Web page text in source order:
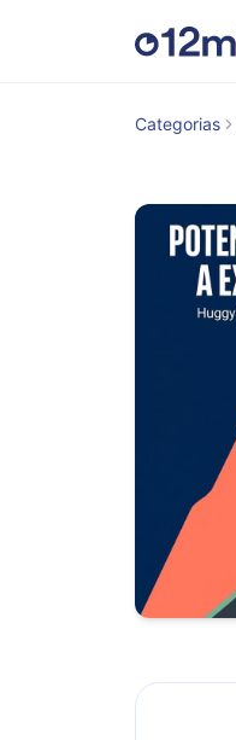
Categorias